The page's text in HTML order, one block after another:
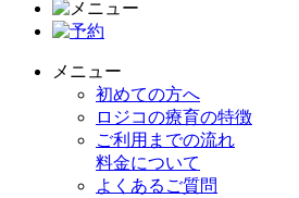
メニュー
初めての方へ
ロジコの療育の特徴
ご利用までの流れ
料金について
よくあるご質問